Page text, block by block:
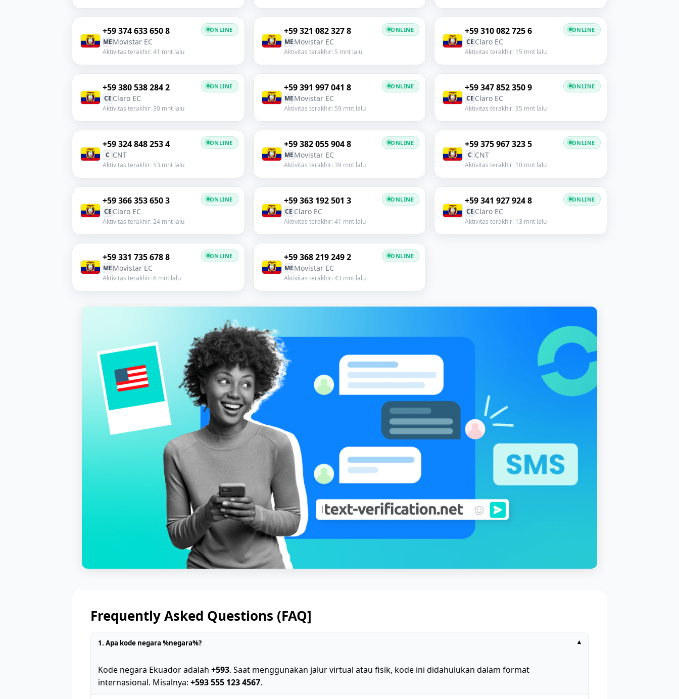
+59 374 633 650 8
MEMovistar EC
Aktivitas terakhir: 41 mnt lalu
ONLINE +59 321 082 327 8
MEMovistar EC
Aktivitas terakhir: 5 mnt lalu
ONLINE +59 310 082 725 6
CE Claro EC
Aktivitas terakhir: 15 mnt lalu
ONLINE
+59 380 538 284 2
CE Claro EC
Aktivitas terakhir: 30 mnt lalu
ONLINE +59 391 997 041 8
MEMovistar EC
Aktivitas terakhir: 59 mnt lalu
ONLINE +59 347 852 350 9
CE Claro EC
Aktivitas terakhir: 35 mnt lalu
ONLINE
+59 324 848 253 4
C CNT
Aktivitas terakhir: 53 mnt lalu
ONLINE +59 382 055 904 8
MEMovistar EC
Aktivitas terakhir: 39 mnt lalu
ONLINE +59 375 967 323 5
C CNT
Aktivitas terakhir: 10 mnt lalu
ONLINE
+59 366 353 650 3
CE Claro EC
Aktivitas terakhir: 24 mnt lalu
ONLINE +59 363 192 501 3
CE Claro EC
Aktivitas terakhir: 41 mnt lalu
ONLINE +59 341 927 924 8
CE Claro EC
Aktivitas terakhir: 13 mnt lalu
ONLINE
+59 331 735 678 8
MEMovistar EC
Aktivitas terakhir: 6 mnt lalu
ONLINE +59 368 219 249 2
MEMovistar EC
Aktivitas terakhir: 43 mnt lalu
ONLINE
Frequently Asked Questions (FAQ]
1. Apa kode negara %negara%? ▾
Kode negara Ekuador adalah +593. Saat menggunakan jalur virtual atau fisik, kode ini didahulukan dalam format
internasional. Misalnya: +593 555 123 4567.